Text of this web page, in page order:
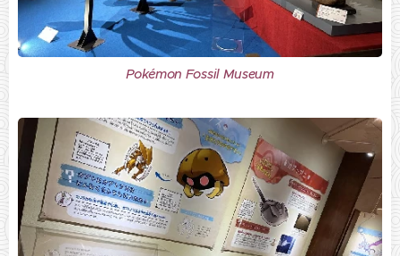
Pokémon Fossil Museum